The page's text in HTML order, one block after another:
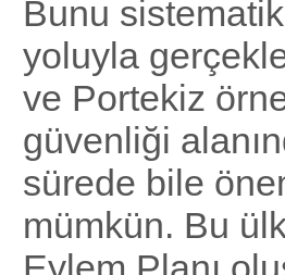
Bunu
yoluyla
ve Portekiz
güvenliği
sürede bile
mümkün. Bu